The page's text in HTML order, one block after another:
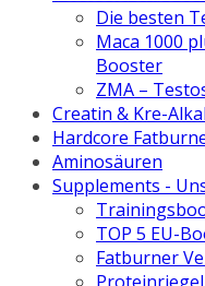
Die besten
Maca 1000
Booster
ZMA –
Creatin & Kre-
Hardcore
Aminosäuren
Supplements -
TOP 5 EU-
Fatburner